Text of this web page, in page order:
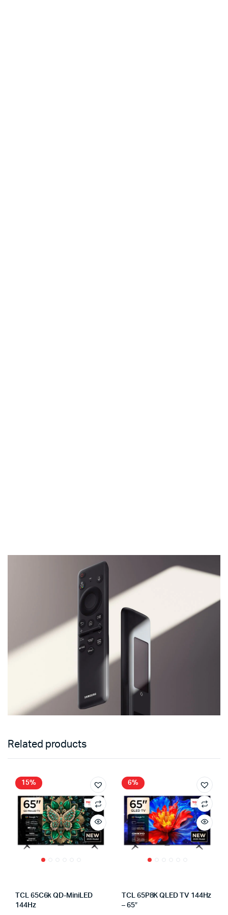
Related products
15%
TCL 65C6k QD-MiniLED
144Hz
6%
TCL 65P8K QLED TV 144Hz
– 65″